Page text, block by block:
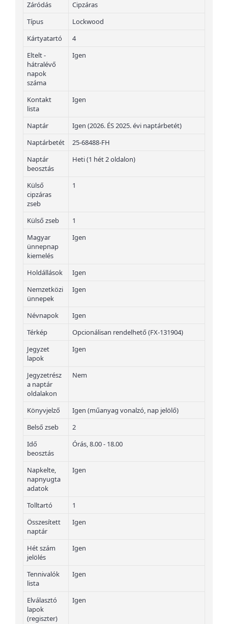
Záródás
Cipzáras
Típus
Lockwood
Kártyatartó
4
Eltelt -
hátralévő
napok
száma
Igen
Kontakt
lista
Igen
Naptár
Igen (2026. ÉS 2025. évi naptárbetét)
Naptárbetét
25-68488-FH
Naptár
beosztás
Heti (1 hét 2 oldalon)
Külső
cipzáras
zseb
1
Külső zseb
1
Magyar
ünnepnap
kiemelés
Igen
Holdállások
Igen
Nemzetközi
ünnepek
Igen
Névnapok
Igen
Térkép
Opcionálisan rendelhető (FX-131904)
Jegyzet
lapok
Igen
Jegyzetrész
a naptár
oldalakon
Nem
Könyvjelző
Igen (műanyag vonalzó, nap jelölő)
Belső zseb
2
Idő
beosztás
Órás, 8.00 - 18.00
Napkelte,
napnyugta
adatok
Igen
Tolltartó
1
Összesített
naptár
Igen
Hét szám
jelölés
Igen
Tennivalók
lista
Igen
Elválasztó
lapok
(regiszter)
Igen